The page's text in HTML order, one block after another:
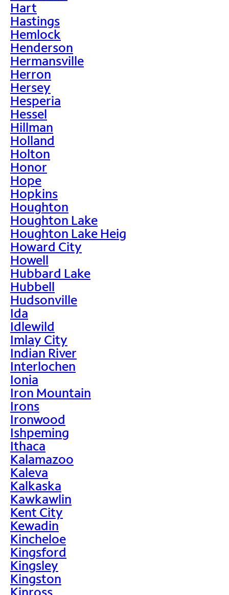
Hart
Hastings
Hemlock
Henderson
Hermansville
Herron
Hersey
Hesperia
Hessel
Hillman
Holland
Holton
Honor
Hope
Hopkins
Houghton
Houghton Lake
Houghton Lake Heig
Howard City
Howell
Hubbard Lake
Hubbell
Hudsonville
Ida
Idlewild
Imlay City
Indian River
Interlochen
Ionia
Iron Mountain
Irons
Ironwood
Ishpeming
Ithaca
Kalamazoo
Kaleva
Kalkaska
Kawkawlin
Kent City
Kewadin
Kincheloe
Kingsford
Kingsley
Kingston
Kinross